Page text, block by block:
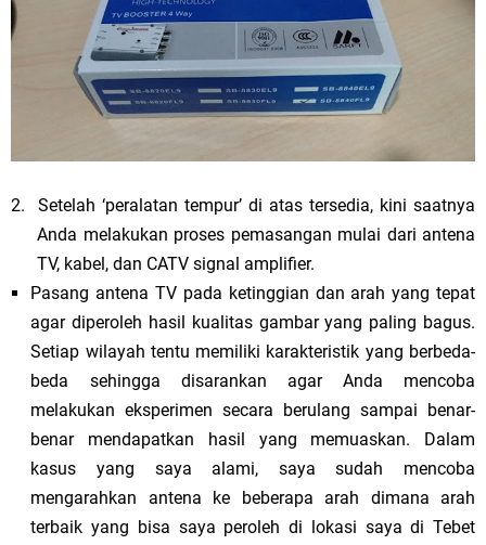
2.
Setelah ‘peralatan tempur’ di atas tersedia, kini saatnya
Anda melakukan proses pemasangan mulai dari antena
TV, kabel, dan CATV signal amplifier.
Pasang antena TV pada ketinggian dan arah yang tepat
agar diperoleh hasil kualitas gambar yang paling bagus.
Setiap wilayah tentu memiliki karakteristik yang berbeda-
beda sehingga disarankan agar Anda mencoba
melakukan eksperimen secara berulang sampai benar-
benar mendapatkan hasil yang memuaskan. Dalam
kasus yang saya alami, saya sudah mencoba
mengarahkan antena ke beberapa arah dimana arah
terbaik yang bisa saya peroleh di lokasi saya di Tebet